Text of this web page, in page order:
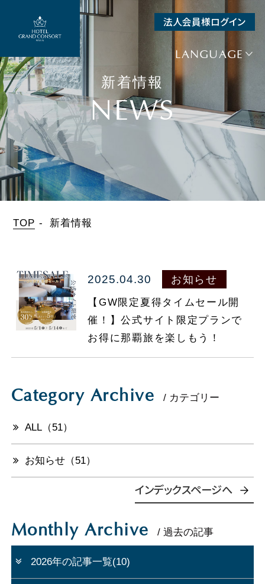
法人会員様ログイン
LANGUAGE
新着情報
NEWS
TOP 新着情報
2025.04.30 お知らせ
【GW限定夏得タイムセール開
催！】公式サイト限定プランで
お得に那覇旅を楽しもう！
Category Archive / カテゴリー
ALL（51）
お知らせ（51）
インデックスページへ
Monthly Archive / 過去の記事
2026年の記事一覧(10)
宿泊予約
航空券＋宿泊
+ レンタカー＋宿泊
チェックイン 日付未定
泊数
泊
人数（1室）
TEL.098-860-5577
マイページ
法人会員様ログイン